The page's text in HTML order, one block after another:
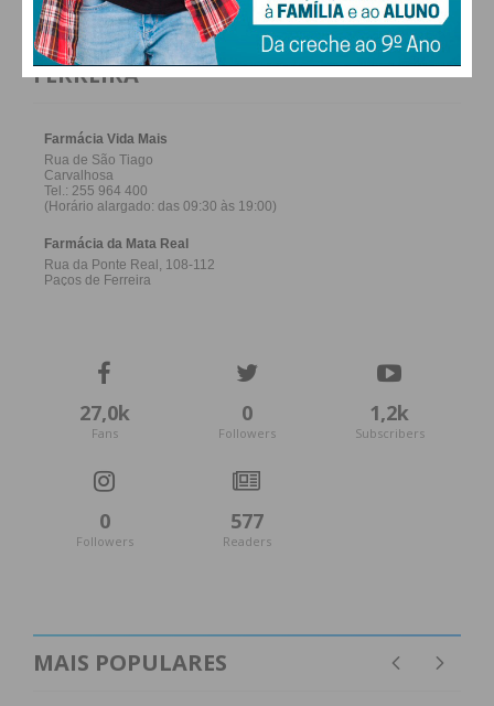
Imediato
Assine nossa newsletter por e-mail e
Eu li e concordo com os
FARMACIAS DE SERVIÇO EM PAÇOS DE
FERREIRA
27,0k
Fans
0
Followers
1,2k
Subscribers
0
Followers
577
Readers
MAIS POPULARES